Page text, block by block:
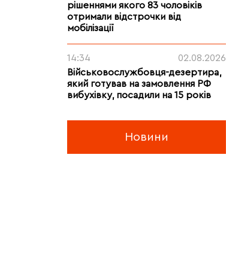
рішеннями якого 83 чоловіків
отримали відстрочки від
мобілізації
14:34
02.08.2026
Військовослужбовця-дезертира,
який готував на замовлення РФ
вибухівку, посадили на 15 років
Новини